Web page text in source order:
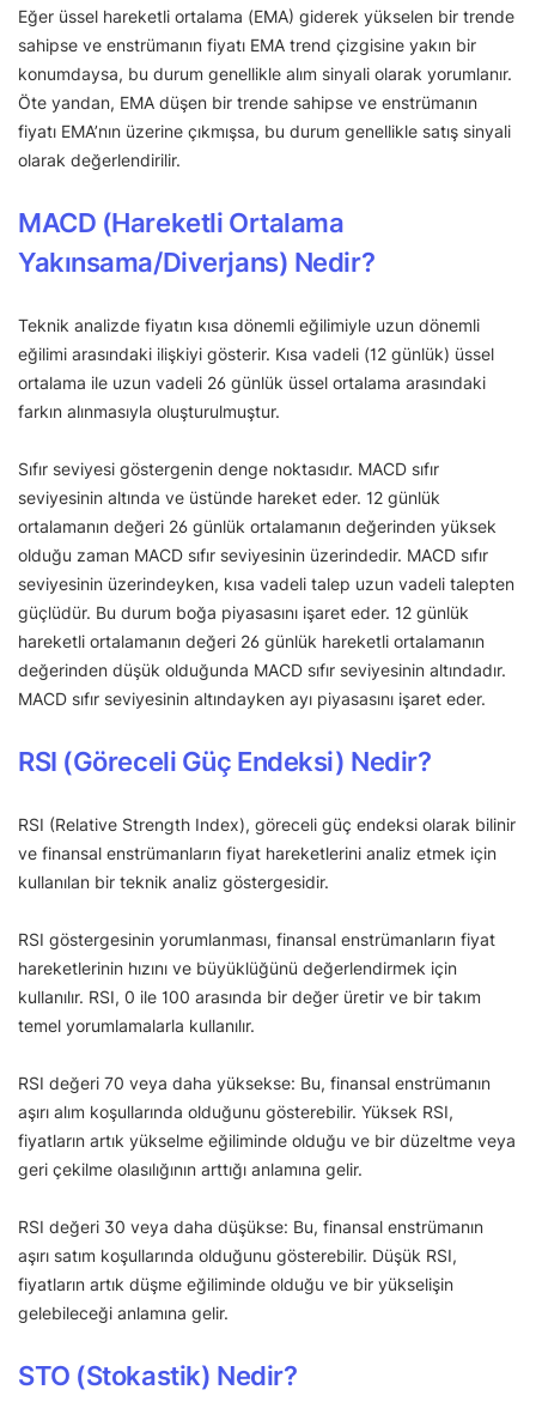
Eğer üssel hareketli ortalama (EMA) giderek yükselen bir trende
sahipse ve enstrümanın fiyatı EMA trend çizgisine yakın bir
konumdaysa, bu durum genellikle alım sinyali olarak yorumlanır.
Öte yandan, EMA düşen bir trende sahipse ve enstrümanın
fiyatı EMA’nın üzerine çıkmışsa, bu durum genellikle satış sinyali
olarak değerlendirilir.
MACD (Hareketli Ortalama
Yakınsama/Diverjans) Nedir?
Teknik analizde fiyatın kısa dönemli eğilimiyle uzun dönemli
eğilimi arasındaki ilişkiyi gösterir. Kısa vadeli (12 günlük) üssel
ortalama ile uzun vadeli 26 günlük üssel ortalama arasındaki
farkın alınmasıyla oluşturulmuştur.
Sıfır seviyesi göstergenin denge noktasıdır. MACD sıfır
seviyesinin altında ve üstünde hareket eder. 12 günlük
ortalamanın değeri 26 günlük ortalamanın değerinden yüksek
olduğu zaman MACD sıfır seviyesinin üzerindedir. MACD sıfır
seviyesinin üzerindeyken, kısa vadeli talep uzun vadeli talepten
güçlüdür. Bu durum boğa piyasasını işaret eder. 12 günlük
hareketli ortalamanın değeri 26 günlük hareketli ortalamanın
değerinden düşük olduğunda MACD sıfır seviyesinin altındadır.
MACD sıfır seviyesinin altındayken ayı piyasasını işaret eder.
RSI (Göreceli Güç Endeksi) Nedir?
RSI (Relative Strength Index), göreceli güç endeksi olarak bilinir
ve finansal enstrümanların fiyat hareketlerini analiz etmek için
kullanılan bir teknik analiz göstergesidir.
RSI göstergesinin yorumlanması, finansal enstrümanların fiyat
hareketlerinin hızını ve büyüklüğünü değerlendirmek için
kullanılır. RSI, 0 ile 100 arasında bir değer üretir ve bir takım
temel yorumlamalarla kullanılır.
RSI değeri 70 veya daha yüksekse: Bu, finansal enstrümanın
aşırı alım koşullarında olduğunu gösterebilir. Yüksek RSI,
fiyatların artık yükselme eğiliminde olduğu ve bir düzeltme veya
geri çekilme olasılığının arttığı anlamına gelir.
RSI değeri 30 veya daha düşükse: Bu, finansal enstrümanın
aşırı satım koşullarında olduğunu gösterebilir. Düşük RSI,
fiyatların artık düşme eğiliminde olduğu ve bir yükselişin
gelebileceği anlamına gelir.
STO (Stokastik) Nedir?